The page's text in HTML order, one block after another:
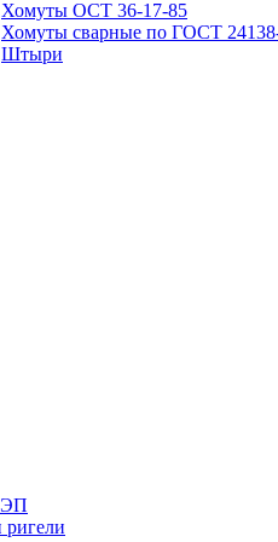
Хомуты ОСТ 36-17-85
Хомуты сварные по ГОСТ
Штыри